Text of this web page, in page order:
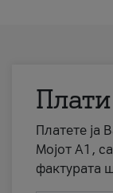
Платете ја
Мојот А1,
фактурата